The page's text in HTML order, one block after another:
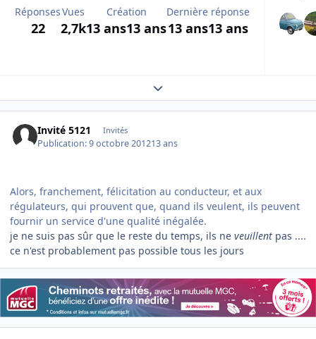
Réponses
22
Vues
2,7k
Création
13 ans13 ans
Dernière réponse
13 ans13 ans
Expand topic overview
Invité 5121 Invités
Publication:9 octobre 201213 ans
Alors, franchement, félicitation au conducteur, et aux
régulateurs, qui prouvent que, quand ils veulent, ils peuvent
fournir un service d'une qualité inégalée.
je ne suis pas sûr que le reste du temps, ils ne veuillent pas ....
ce n'est probablement pas possible tous les jours